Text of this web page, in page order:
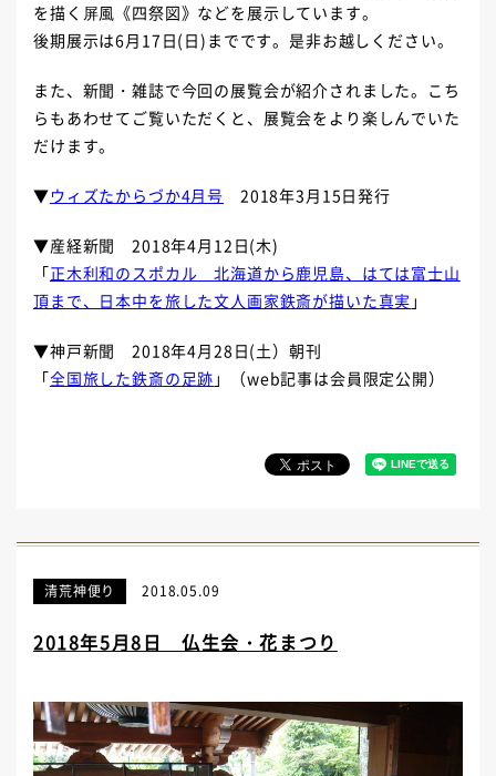
を描く屏風《四祭図》などを展示しています。
後期展示は6月17日(日)までです。是非お越しください。
また、新聞・雑誌で今回の展覧会が紹介されました。こち
らもあわせてご覧いただくと、展覧会をより楽しんでいた
だけます。
▼ウィズたからづか4月号 2018年3月15日発行
▼産経新聞 2018年4月12日(木)
「正木利和のスポカル 北海道から鹿児島、はては富士山
頂まで、日本中を旅した文人画家鉄斎が描いた真実 」
▼神戸新聞 2018年4月28日(土）朝刊
「全国旅した鉄斎の足跡 」（web記事は会員限定公開）
清荒神便り 2018.05.09
2018年5月8日 仏生会・花まつり